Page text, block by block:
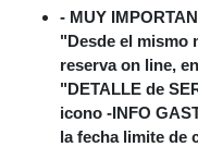
- MUY
"Desde el mismo
reserva on line,
"DETALLE de
icono -INFO
la fecha limite de